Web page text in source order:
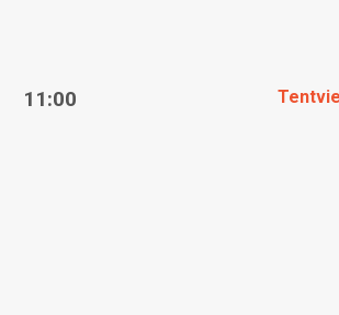
11:00